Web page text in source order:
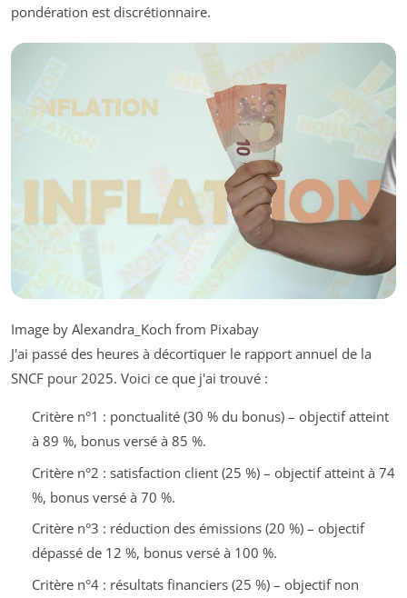
pondération est discrétionnaire.
Image by Alexandra_Koch from Pixabay
J'ai passé des heures à décortiquer le rapport annuel de la
SNCF pour 2025. Voici ce que j'ai trouvé :
Critère n°1 : ponctualité (30 % du bonus) – objectif atteint
à 89 %, bonus versé à 85 %.
Critère n°2 : satisfaction client (25 %) – objectif atteint à 74
%, bonus versé à 70 %.
Critère n°3 : réduction des émissions (20 %) – objectif
dépassé de 12 %, bonus versé à 100 %.
Critère n°4 : résultats financiers (25 %) – objectif non